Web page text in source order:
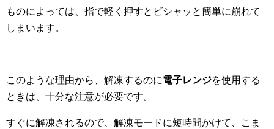
ものによっては、指で軽く押すとビシャッと簡単に崩れて
しまいます。
このような理由から、解凍するのに電子レンジを使用する
ときは、十分な注意が必要です。
すぐに解凍されるので、解凍モードに短時間かけて、こま